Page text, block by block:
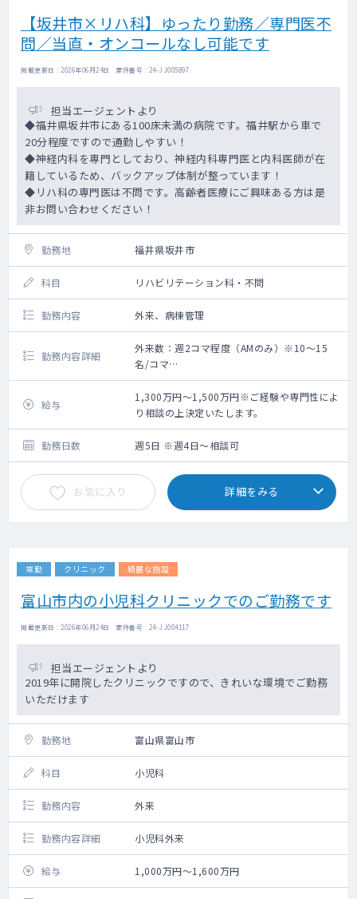
【坂井市×リハ科】ゆったり勤務／専門医不
問／当直・オンコールなし可能です
掲載更新日 : 2026年06月24日 案件番号 : 24-JJ005897
担当エージェントより
◆福井県坂井市にある100床未満の病院です。福井駅から車で
20分程度ですので通勤しやすい！
◆神経内科を専門としており、神経内科専門医と内科医師が在
籍しているため、バックアップ体制が整っています！
◆リハ科の専門医は不問です。高齢者医療にご興味ある方は是
非お問い合わせください！
勤務地 福井県坂井市
科目 リハビリテーション科・不問
勤務内容 外来、病棟管理
勤務内容詳細
外来数：週2コマ程度（AMのみ）※10～15
名/コマ
【外来】
外来担当コマ数：コマ程/週（AMのみ）
外来数：10～20名弱/コマ
※診療体制：2～3診
※一般内科診療対応が可能であれば問題あり
ません
【病棟管理】
病棟担当数：一般病棟40床、併設老健86床
(一般棟50床、認知症専門棟36床)
【当直・オンコール】
給与
1,300万円～1,500万円※ご経験や専門性によ
り相談の上決定いたします。
勤務日数 週5日 ※週4日～相談可
お気に入り 詳細をみる
常勤 クリニック 綺麗な施設
富山市内の小児科クリニックでのご勤務です
掲載更新日 : 2026年06月24日 案件番号 : 24-JJ004117
担当エージェントより
2019年に開院したクリニックですので、きれいな環境でご勤務
いただけます
勤務地 富山県富山市
科目 小児科
勤務内容 外来
勤務内容詳細 小児科外来
給与 1,000万円～1,600万円